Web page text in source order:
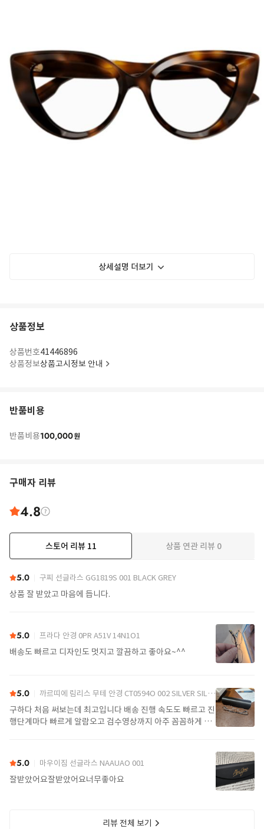
상세설명 더보기
상품정보
상품번호41446896
상품정보상품고시정보 안내
반품비용
반품비용100,000원
구매자 리뷰
4.8
스토어 리뷰 11 상품 연관 리뷰 0
5.0 구찌 선글라스 GG1819S 001 BLACK GREY
상품 잘 받았고 마음에 듭니다.
5.0 프라다 안경 0PR A51V 14N1O1
배송도 빠르고 디자인도 멋지고 깔끔하고 좋아요~^^
5.0 까르띠에 림리스 무테 안경 CT0594O 002 SILVER SILVER TRANSPARENT
구하다 처음 써보는데 최고입니다 배송 진행 속도도 빠르고 진
행단계마다 빠르게 알람오고 검수영상까지 아주 꼼꼼하게 찍
5.0 마우이짐 선글라스 NAAUAO 001
잘받았어요잘받았어요너무좋아요
리뷰 전체 보기